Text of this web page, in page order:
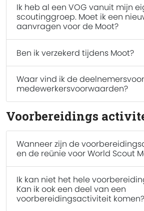
Ik heb al een VOG vanuit mijn
scoutinggroep. Moet ik een
aanvragen voor de Moot?
Ben ik verzekerd tijdens Moot?
Waar vind ik de
medewerkersvoorwaarden?
Voorbereidings
Wanneer zijn de
en de reünie voor World Scout
Ik kan niet het hele
Kan ik ook een deel van een
voorbereidingsactiviteit komen?